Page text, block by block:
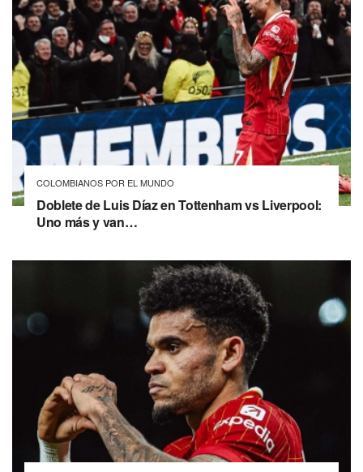
COLOMBIANOS POR EL MUNDO
Doblete de Luis Díaz en Tottenham vs Liverpool:
Uno más y van…